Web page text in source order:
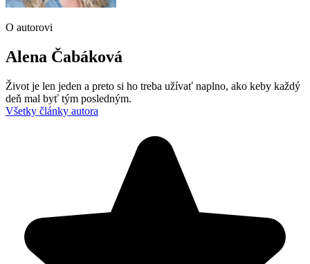
O autorovi
Alena Čabáková
Život je len jeden a preto si ho treba užívať naplno, ako keby každý
deň mal byť tým posledným.
Všetky články autora